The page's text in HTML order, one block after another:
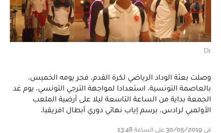
Dr
وصلت بعثة الوداد الرياضي لكرة القدم، فجر يومه الخميس،
بالعاصمة التونسية، استعدادا لمواجهة الترجي التونسي، يوم غد
الجمعة بداية من الساعة التاسعة ليلا على أرضية الملعب
الأولمبي لرادس، برسم إياب نهائي دوري أبطال افريقيا.
في 30/05/2019 على الساعة 13:48